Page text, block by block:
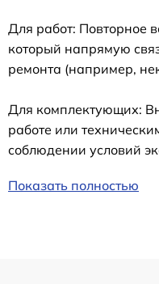
Для работ: Повторное
который напрямую
ремонта (например,
Для комплектующих:
работе или
соблюдении условий
Показать полностью